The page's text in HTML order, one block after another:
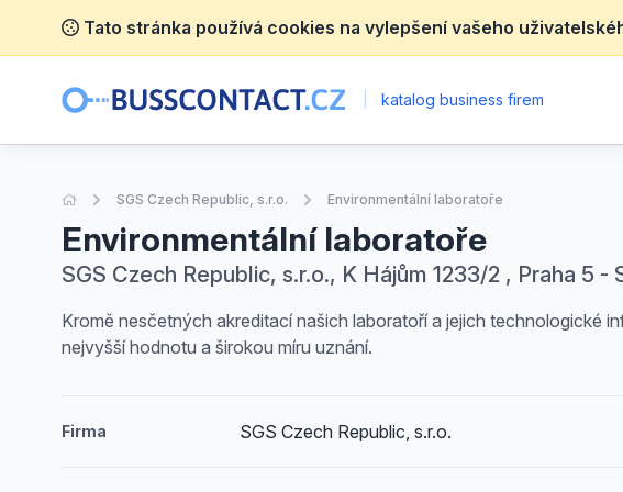
Tato stránka používá cookies na vylepšení vašeho
katalog business firem
Úvodní stránka
SGS Czech Republic, s.r.o. Environmentální laboratoře
Environmentální laboratoře
SGS Czech Republic, s.r.o., K Hájům 1233/2 , Praha 5 -
Kromě nesčetných akreditací našich laboratoří a jejich technologické
nejvyšší hodnotu a širokou míru uznání.
Firma SGS Czech Republic, s.r.o.